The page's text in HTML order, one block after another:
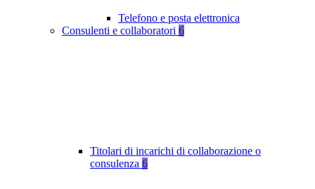
Telefono e posta elettronica
Consulenti e collaboratori 6
Titolari di incarichi di collaborazione o
consulenza 6